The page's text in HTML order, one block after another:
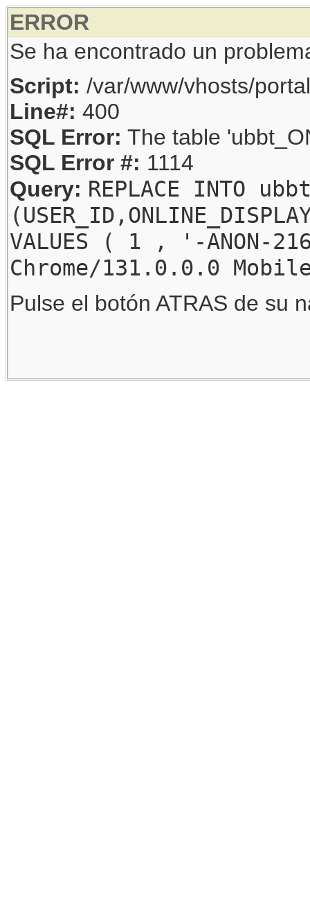
ERROR
Se ha encontrado un
Script: /var/www/vhosts/
Line#: 400
SQL Error: The table
SQL Error #: 1114
Query: REPLACE INTO
VALUES ( 1 , '-
Chrome/131.0.0.0
Pulse el botón ATRAS de su